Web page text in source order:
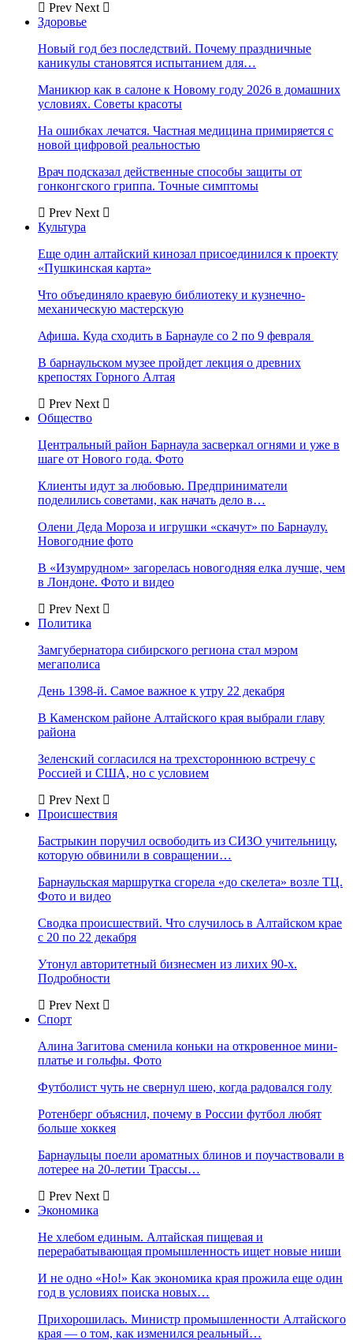
Prev Next
Здоровье
Новый год без последствий. Почему праздничные
каникулы становятся испытанием для…
Маникюр как в салоне к Новому году 2026 в домашних
условиях. Советы красоты
На ошибках лечатся. Частная медицина примиряется с
новой цифровой реальностью
Врач подсказал действенные способы защиты от
гонконгского гриппа. Точные симптомы
Prev Next
Культура
Еще один алтайский кинозал присоединился к проекту
«Пушкинская карта»
Что объединяло краевую библиотеку и кузнечно-
механическую мастерскую
Афиша. Куда сходить в Барнауле со 2 по 9 февраля
В барнаульском музее пройдет лекция о древних
крепостях Горного Алтая
Prev Next
Общество
Центральный район Барнаула засверкал огнями и уже в
шаге от Нового года. Фото
Клиенты идут за любовью. Предприниматели
поделились советами, как начать дело в…
Олени Деда Мороза и игрушки «скачут» по Барнаулу.
Новогодние фото
В «Изумрудном» загорелась новогодняя елка лучше, чем
в Лондоне. Фото и видео
Prev Next
Политика
Замгубернатора сибирского региона стал мэром
мегаполиса
День 1398-й. Самое важное к утру 22 декабря
В Каменском районе Алтайского края выбрали главу
района
Зеленский согласился на трехстороннюю встречу с
Россией и США, но с условием
Prev Next
Происшествия
Бастрыкин поручил освободить из СИЗО учительницу,
которую обвинили в совращении…
Барнаульская маршрутка сгорела «до скелета» возле ТЦ.
Фото и видео
Сводка происшествий. Что случилось в Алтайском крае
с 20 по 22 декабря
Утонул авторитетный бизнесмен из лихих 90-х.
Подробности
Prev Next
Спорт
Алина Загитова сменила коньки на откровенное мини-
платье и гольфы. Фото
Футболист чуть не свернул шею, когда радовался голу
Ротенберг объяснил, почему в России футбол любят
больше хоккея
Барнаульцы поели ароматных блинов и поучаствовали в
лотерее на 20-летии Трассы…
Prev Next
Экономика
Не хлебом единым. Алтайская пищевая и
перерабатывающая промышленность ищет новые ниши
И не одно «Но!» Как экономика края прожила еще один
год в условиях поиска новых…
Прихорошилась. Министр промышленности Алтайского
края — о том, как изменился реальный…